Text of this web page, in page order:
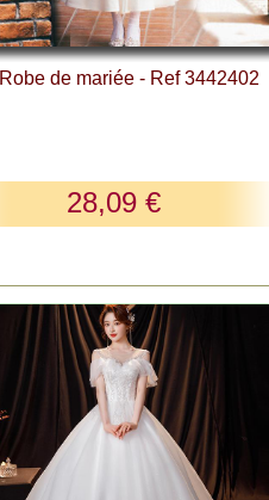
Robe de mariée - Ref 3442402
28,09 €